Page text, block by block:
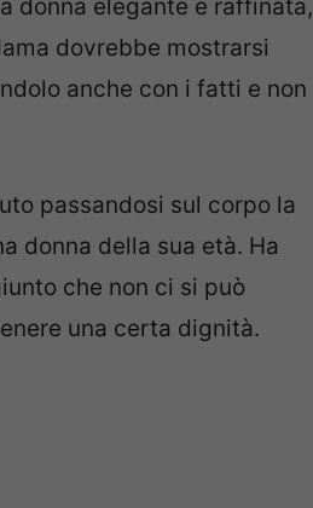
donna elegante e raffinata,
dovrebbe mostrarsi
anche con i fatti e non
passandosi sul corpo la
donna della sua età. Ha
che non ci si può
una certa dignità.